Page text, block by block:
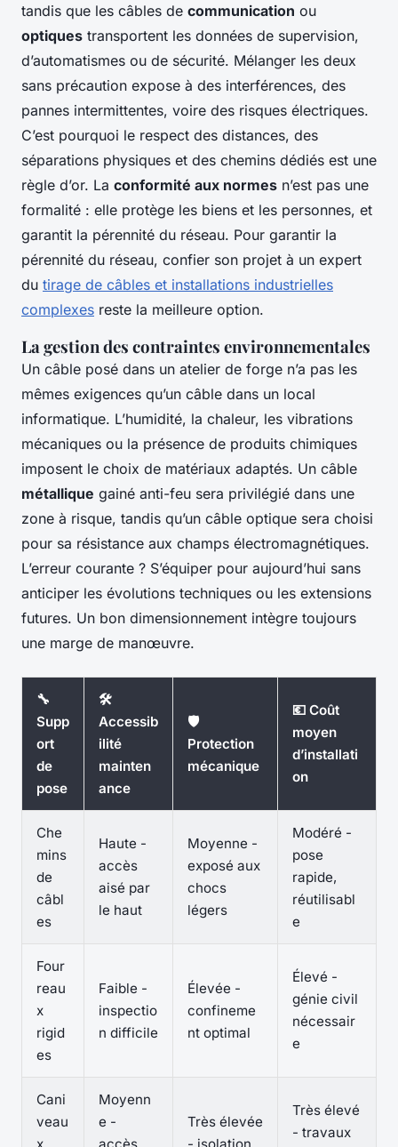
tandis que les câbles de communication ou
optiques transportent les données de supervision,
d’automatismes ou de sécurité. Mélanger les deux
sans précaution expose à des interférences, des
pannes intermittentes, voire des risques électriques.
C’est pourquoi le respect des distances, des
séparations physiques et des chemins dédiés est une
règle d’or. La conformité aux normes n’est pas une
formalité : elle protège les biens et les personnes, et
garantit la pérennité du réseau. Pour garantir la
pérennité du réseau, confier son projet à un expert
du tirage de câbles et installations industrielles
complexes reste la meilleure option.
La gestion des contraintes environnementales
Un câble posé dans un atelier de forge n’a pas les
mêmes exigences qu’un câble dans un local
informatique. L’humidité, la chaleur, les vibrations
mécaniques ou la présence de produits chimiques
imposent le choix de matériaux adaptés. Un câble
métallique gainé anti-feu sera privilégié dans une
zone à risque, tandis qu’un câble optique sera choisi
pour sa résistance aux champs électromagnétiques.
L’erreur courante ? S’équiper pour aujourd’hui sans
anticiper les évolutions techniques ou les extensions
futures. Un bon dimensionnement intègre toujours
une marge de manœuvre.
🔧
Supp
ort
de
pose
🛠️
Accessib
ilité
mainten
ance
🛡️
Protection
mécanique
💶 Coût
moyen
d’installati
on
Che
mins
de
câbl
es
Haute -
accès
aisé par
le haut
Moyenne -
exposé aux
chocs
légers
Modéré -
pose
rapide,
réutilisabl
e
Four
reau
x
rigid
es
Faible -
inspectio
n difficile
Élevée -
confineme
nt optimal
Élevé -
génie civil
nécessair
e
Cani
veau
x
Moyenn
e -
accès
Très élevée
- isolation
Très élevé
- travaux